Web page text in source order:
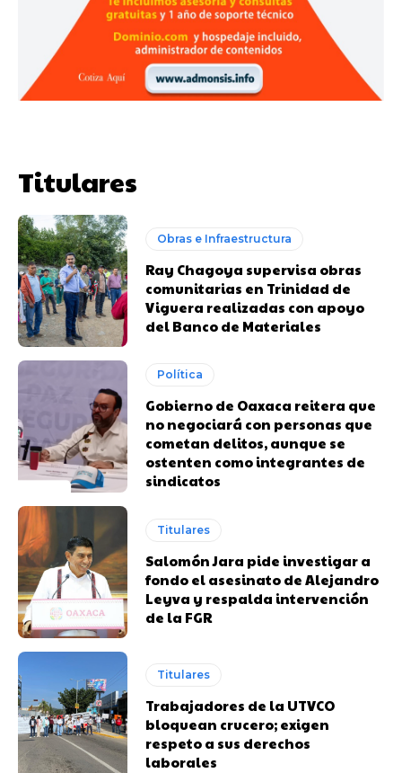
Titulares
Obras e Infraestructura
Ray Chagoya supervisa obras
comunitarias en Trinidad de
Viguera realizadas con apoyo
del Banco de Materiales
Política
Gobierno de Oaxaca reitera que
no negociará con personas que
cometan delitos, aunque se
ostenten como integrantes de
sindicatos
Titulares
Salomón Jara pide investigar a
fondo el asesinato de Alejandro
Leyva y respalda intervención
de la FGR
Titulares
Trabajadores de la UTVCO
bloquean crucero; exigen
respeto a sus derechos
laborales